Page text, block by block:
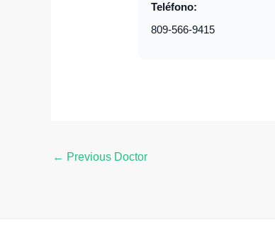
Teléfono:
809-566-9415
← Previous Doctor